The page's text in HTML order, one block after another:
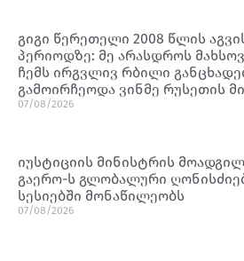
გიგი წერეთელი 2008 წლის
პერიოდზე: მე არასდროს
ჩემს ირგვლივ რბილი
გამოირჩეოდა ვინმე რუსეთის
07/08/2026
იუსტიციის მინისტრის
გაერო-ს გლობალური
სესიებში მონაწილეობს
07/08/2026